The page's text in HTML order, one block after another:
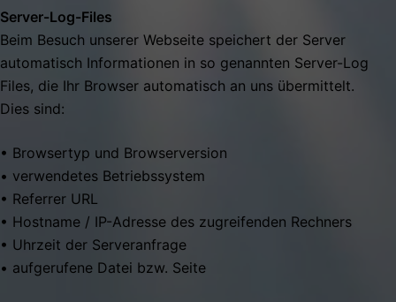
Server-Log-Files
Beim Besuch unserer Webseite speichert der Server
automatisch Informationen in so genannten Server-Log
Files, die Ihr Browser automatisch an uns übermittelt.
Dies sind:
• Browsertyp und Browserversion
• verwendetes Betriebssystem
• Referrer URL
• Hostname / IP-Adresse des zugreifenden Rechners
• Uhrzeit der Serveranfrage
• aufgerufene Datei bzw. Seite